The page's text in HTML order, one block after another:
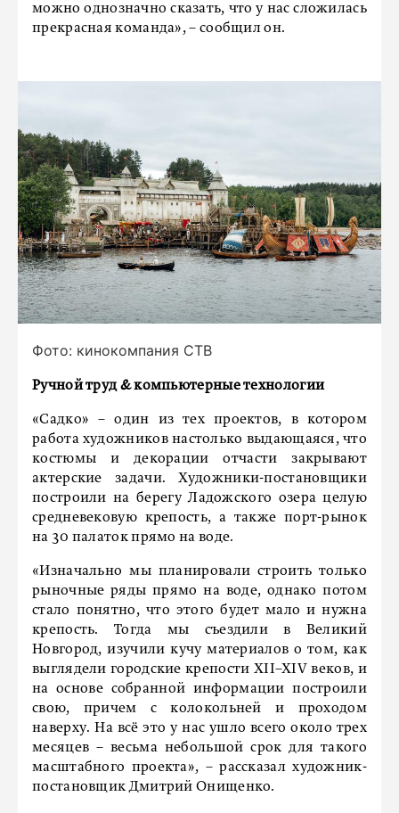
можно однозначно сказать, что у нас сложилась
прекрасная команда», – сообщил он.
Фото: кинокомпания СТВ
Ручной труд & компьютерные технологии
«Садко» – один из тех проектов, в котором
работа художников настолько выдающаяся, что
костюмы и декорации отчасти закрывают
актерские задачи. Художники-постановщики
построили на берегу Ладожского озера целую
средневековую крепость, а также порт-рынок
на 30 палаток прямо на воде.
«Изначально мы планировали строить только
рыночные ряды прямо на воде, однако потом
стало понятно, что этого будет мало и нужна
крепость. Тогда мы съездили в Великий
Новгород, изучили кучу материалов о том, как
выглядели городские крепости ХII–XIV веков, и
на основе собранной информации построили
свою, причем с колокольней и проходом
наверху. На всё это у нас ушло всего около трех
месяцев – весьма небольшой срок для такого
масштабного проекта», – рассказал художник-
постановщик Дмитрий Онищенко.